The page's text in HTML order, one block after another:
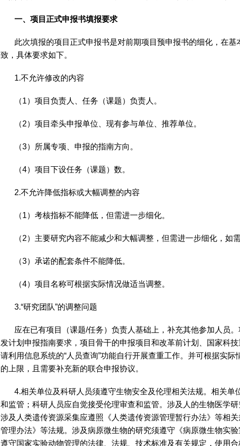
一、项目正式申报书填报要求
此次填报的项目正式申报书是对前期项目预申报书的细化，在
致，具体要求如下。
1.不允许修改的内容
（1）项目负责人、任务（课题）负责人。
（2）项目牵头申报单位、现有参与单位、推荐单位。
（3）所属专项、申报的指南方向。
（4）项目下设任务（课题）数。
2.不允许降低指标或大幅调整的内容
（1）考核指标不能降低，但需进一步细化。
（2）主要研究内容不能减少和大幅调整，但需进一步细化，如
（3）承诺的配套条件不能降低。
（4）项目名称可根据实际情况做适当调整。
3.“研究团队”的调整问题
应在已有项目（课题/任务）负责人基础上，补充其他参加人员
发计划申报指南要求，项目骨干的申报项目和改革前计划、国家科
请利用信息系统的“人员查询”功能自行开展查重工作。并可根据实
的上限，且需要补充新的联合申报协议。
4.相关单位及科研人员须遵守生物安全及伦理相关法规。相关
和监管；科研人员应自觉接受伦理审查和监管。涉及人的生物医学
涉及人类遗传资源采集应遵照《人类遗传资源管理暂行办法》等相
管理办法》等法规。涉及病原微生物的研究须遵守《病原微生物实
遵守国家实验动物管理的法律、法规、技术标准及有关规定，使用